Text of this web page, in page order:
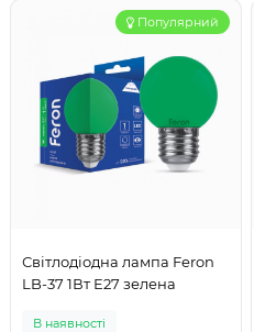
Популярний
Світлодіодна лампа Feron
LB-37 1Вт E27 зелена
В наявності